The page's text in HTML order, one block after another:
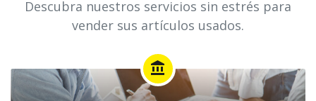
Descubra nuestros servicios sin estrés para
vender sus artículos usados.
account_balance